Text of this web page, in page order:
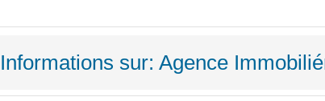
Informations sur: Agence